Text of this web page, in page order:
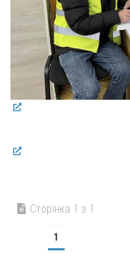
Сторінка 1 з 1
1